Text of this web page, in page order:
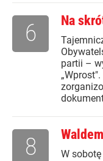
Na
partii –
6
W
8